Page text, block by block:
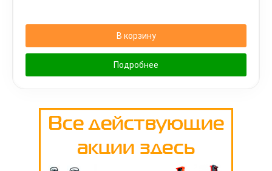
В корзину
Подробнее